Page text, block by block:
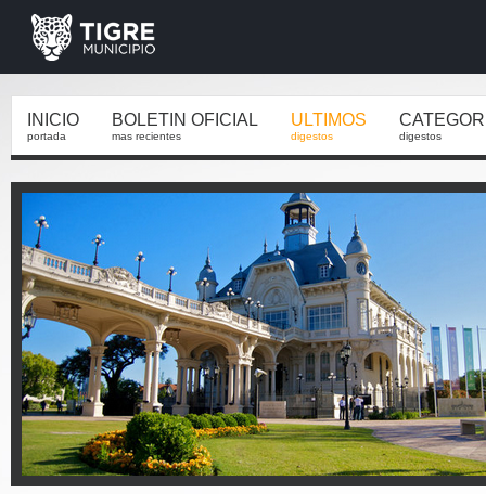
INICIO
portada
BOLETIN OFICIAL
mas recientes
ULTIMOS
digestos digestos